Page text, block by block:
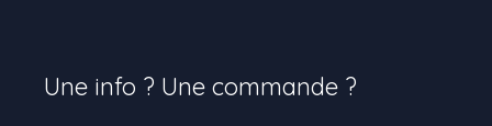
Une info ? Une commande ?